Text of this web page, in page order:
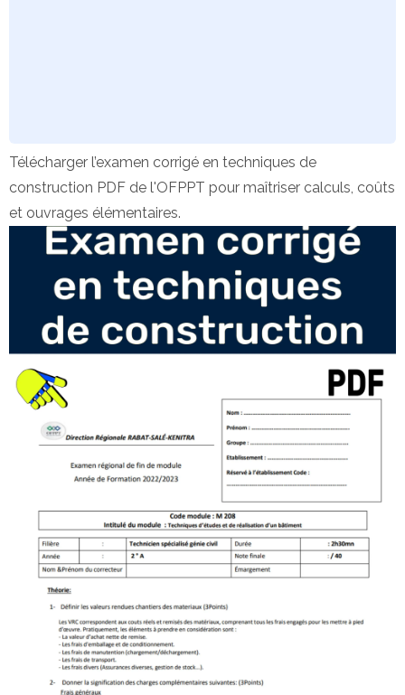
Télécharger l’examen corrigé en techniques de
construction PDF de l'OFPPT pour maîtriser calculs, coûts
et ouvrages élémentaires.